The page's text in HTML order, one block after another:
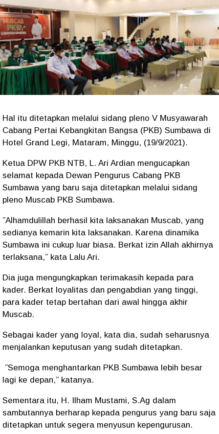
Hal itu ditetapkan melalui sidang pleno V Musyawarah
Cabang Pertai Kebangkitan Bangsa (PKB) Sumbawa di
Hotel Grand Legi, Mataram, Minggu, (19/9/2021).
Ketua DPW PKB NTB, L. Ari Ardian mengucapkan
selamat kepada Dewan Pengurus Cabang PKB
Sumbawa yang baru saja ditetapkan melalui sidang
pleno Muscab PKB Sumbawa.
”Alhamdulillah berhasil kita laksanakan Muscab, yang
sedianya kemarin kita laksanakan. Karena dinamika
Sumbawa ini cukup luar biasa. Berkat izin Allah akhirnya
terlaksana,” kata Lalu Ari.
Dia juga mengungkapkan terimakasih kepada para
kader. Berkat loyalitas dan pengabdian yang tinggi,
para kader tetap bertahan dari awal hingga akhir
Muscab.
Sebagai kader yang loyal, kata dia, sudah seharusnya
menjalankan keputusan yang sudah ditetapkan.
”Semoga menghantarkan PKB Sumbawa lebih besar
lagi ke depan,” katanya.
Sementara itu, H. Ilham Mustami, S.Ag dalam
sambutannya berharap kepada pengurus yang baru saja
ditetapkan untuk segera menyusun kepengurusan.